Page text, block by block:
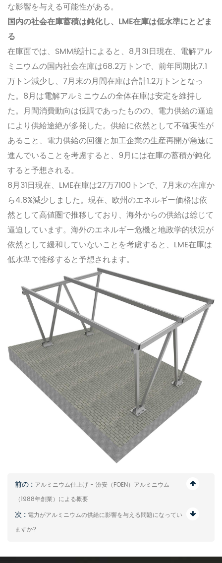
な影響を与える可能性がある。
国内の社会在庫蓄積は鈍化し、LME在庫は低水準にとどま
る
在庫面では、SMM統計によると、8月31日現在、電解アル
ミニウムの国内社会在庫は68.2万トンで、前年同期比7.1
万トン減少し、7月末の月間在庫は合計1.2万トンとなっ
た。8月は電解アルミニウムの全体在庫は安定を維持し
た。月間消費動向は低調であったものの、電力供給の逼迫
により供給途絶が多発した。供給に依然として不確実性が
あること、電力供給の回復と加工企業の生産再開が急速に
進んでいることを考慮すると、9月には在庫の蓄積が鈍化
すると予想される。
8月31日現在、LME在庫は27万7100トンで、7月末の在庫か
ら4.8%減少しました。現在、欧州のエネルギー価格は依
然として高値圏で推移しており、海外からの供給は総じて
逼迫しています。海外のエネルギー危機と地政学的状況が
依然として緩和していないことを考慮すると、LME在庫は
低水準で推移すると予想されます。
前の : アルミニウム仕上げ - 汾安（FOEN）アルミニウム
（1988年創業）による概要
次 : 電力がアルミニウムの供給に影響を与える問題になってい
ますか?